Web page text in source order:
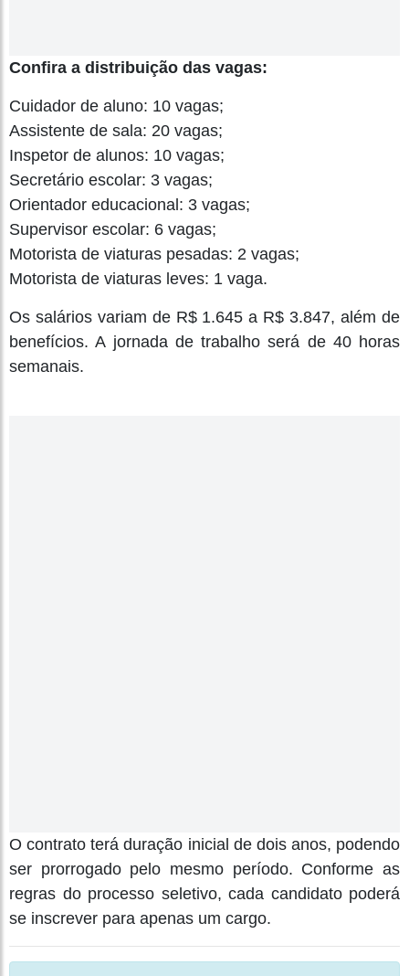
Confira a distribuição das vagas:
Cuidador de aluno: 10 vagas;
Assistente de sala: 20 vagas;
Inspetor de alunos: 10 vagas;
Secretário escolar: 3 vagas;
Orientador educacional: 3 vagas;
Supervisor escolar: 6 vagas;
Motorista de viaturas pesadas: 2 vagas;
Motorista de viaturas leves: 1 vaga.
Os salários variam de R$ 1.645 a R$ 3.847, além de
benefícios. A jornada de trabalho será de 40 horas
semanais.
O contrato terá duração inicial de dois anos, podendo
ser prorrogado pelo mesmo período. Conforme as
regras do processo seletivo, cada candidato poderá
se inscrever para apenas um cargo.